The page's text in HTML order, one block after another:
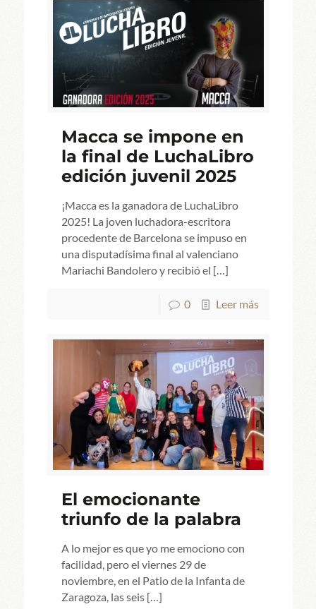
Macca se impone en
la final de LuchaLibro
edición juvenil 2025
¡Macca es la ganadora de LuchaLibro
2025! La joven luchadora-escritora
procedente de Barcelona se impuso en
una disputadísima final al valenciano
Mariachi Bandolero y recibió el […]
0 Leer más
El emocionante
triunfo de la palabra
A lo mejor es que yo me emociono con
facilidad, pero el viernes 29 de
noviembre, en el Patio de la Infanta de
Zaragoza, las seis[…]